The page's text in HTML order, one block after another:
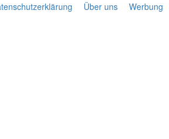
Über uns Werbung